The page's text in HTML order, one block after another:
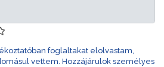
foglaltakat elolvastam,
vettem. Hozzájárulok személyes